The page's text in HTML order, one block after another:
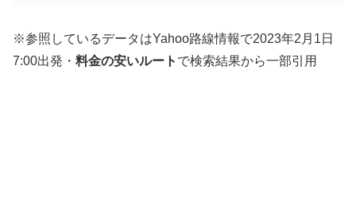
※参照しているデータはYahoo路線情報で2023年2月1日
7:00出発・ 料金の安いルート で検索結果から一部引用